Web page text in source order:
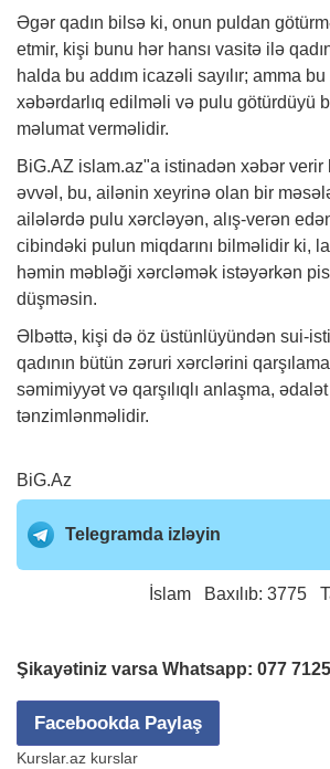
Əgər qadın bilsə ki, onun puldan
etmir, kişi bunu hər hansı vasitə ilə
halda bu addım icazəli sayılır; amma
xəbərdarlıq edilməli və pulu götürdüyü
məlumat verməlidir.
BiG.AZ islam.az"a istinadən xəbər verir
əvvəl, bu, ailənin xeyrinə olan bir
ailələrdə pulu xərcləyən, alış-verən
cibindəki pulun miqdarını bilməlidir ki,
həmin məbləği xərcləmək istəyərkən
düşməsin.
Əlbəttə, kişi də öz üstünlüyündən sui-
qadının bütün zəruri xərclərini
səmimiyyət və qarşılıqlı anlaşma,
tənzimlənməlidir.
BiG.Az
Telegramda izləyin
İslam Baxılıb: 3775
Şikayətiniz varsa Whatsapp: 077
Facebookda Paylaş
Kurslar.az kurslar